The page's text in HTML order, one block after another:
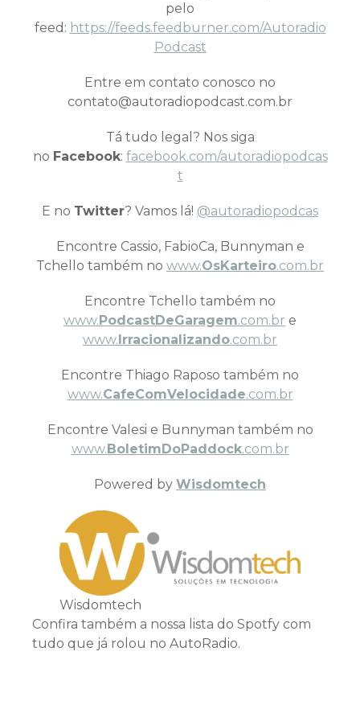
pelo
feed: https://feeds.feedburner.com/Autoradio
Podcast
Entre em contato conosco no
contato@autoradiopodcast.com.br
Tá tudo legal? Nos siga
no Facebook: facebook.com/autoradiopodcas
t
E no Twitter? Vamos lá! @autoradiopodcas
Encontre Cassio, FabioCa, Bunnyman e
Tchello também no www.OsKarteiro.com.br
Encontre Tchello também no
www.PodcastDeGaragem.com.br e
www.Irracionalizando.com.br
Encontre Thiago Raposo também no
www.CafeComVelocidade.com.br
Encontre Valesi e Bunnyman também no
www.BoletimDoPaddock.com.br
Powered by Wisdomtech
Wisdomtech
Confira também a nossa lista do Spotfy com
tudo que já rolou no AutoRadio.